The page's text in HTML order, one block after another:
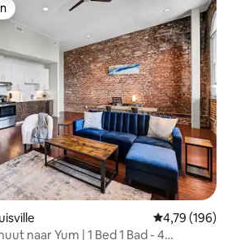
Gemiddelde
4,79 (196)
naar Yum | 1 Bed 1 Bad - 4